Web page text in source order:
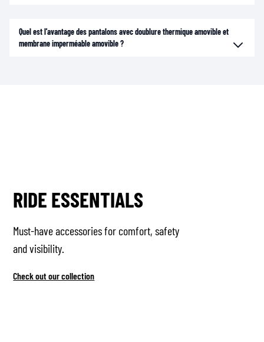
Quel est l'avantage des pantalons avec doublure thermique amovible et
membrane imperméable amovible ?
RIDE ESSENTIALS
Must-have accessories for comfort, safety
and visibility.
Check out our collection